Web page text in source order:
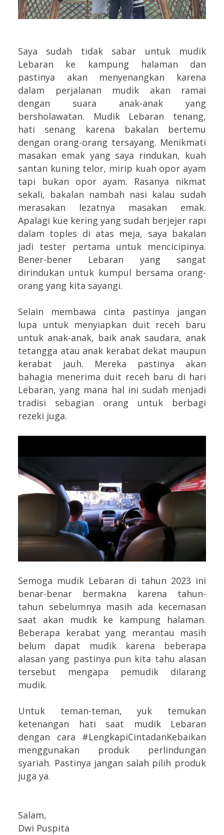
Saya sudah tidak sabar untuk mudik
Lebaran ke kampung halaman dan
pastinya akan menyenangkan karena
dalam perjalanan mudik akan ramai
dengan suara anak-anak yang
bersholawatan. Mudik Lebaran tenang,
hati senang karena bakalan bertemu
dengan orang-orang tersayang. Menikmati
masakan emak yang saya rindukan, kuah
santan kuning telor, mirip kuah opor ayam
tapi bukan opor ayam. Rasanya nikmat
sekali, bakalan nambah nasi kalau sudah
merasakan lezatnya masakan emak.
Apalagi kue kering yang sudah berjejer rapi
dalam toples di atas meja, saya bakalan
jadi tester pertama untuk mencicipinya.
Bener-bener Lebaran yang sangat
dirindukan untuk kumpul bersama orang-
orang yang kita sayangi.
Selain membawa cinta pastinya jangan
lupa untuk menyiapkan duit receh baru
untuk anak-anak, baik anak saudara, anak
tetangga atau anak kerabat dekat maupun
kerabat jauh. Mereka pastinya akan
bahagia menerima duit receh baru di hari
Lebaran, yang mana hal ini sudah menjadi
tradisi sebagian orang untuk berbagi
rezeki juga.
Semoga mudik Lebaran di tahun 2023 ini
benar-benar bermakna karena tahun-
tahun sebelumnya masih ada kecemasan
saat akan mudik ke kampung halaman.
Beberapa kerabat yang merantau masih
belum dapat mudik karena beberapa
alasan yang pastinya pun kita tahu alasan
tersebut mengapa pemudik dilarang
mudik.
Untuk teman-teman, yuk temukan
ketenangan hati saat mudik Lebaran
dengan cara #LengkapiCintadanKebaikan
menggunakan produk perlindungan
syariah. Pastinya jangan salah pilih produk
juga ya.
Salam,
Dwi Puspita